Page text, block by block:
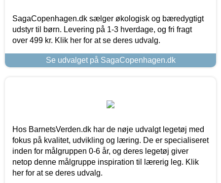
SagaCopenhagen.dk sælger økologisk og bæredygtigt
udstyr til børn. Levering på 1-3 hverdage, og fri fragt
over 499 kr. Klik her for at se deres udvalg.
Se udvalget på SagaCopenhagen.dk
Hos BarnetsVerden.dk har de nøje udvalgt legetøj med
fokus på kvalitet, udvikling og læring. De er specialiseret
inden for målgruppen 0-6 år, og deres legetøj giver
netop denne målgruppe inspiration til lærerig leg. Klik
her for at se deres udvalg.